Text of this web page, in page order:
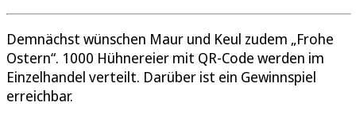
Demnächst wünschen Maur und Keul zudem „Frohe
Ostern“. 1000 Hühnereier mit QR-Code werden im
Einzelhandel verteilt. Darüber ist ein Gewinnspiel
erreichbar.